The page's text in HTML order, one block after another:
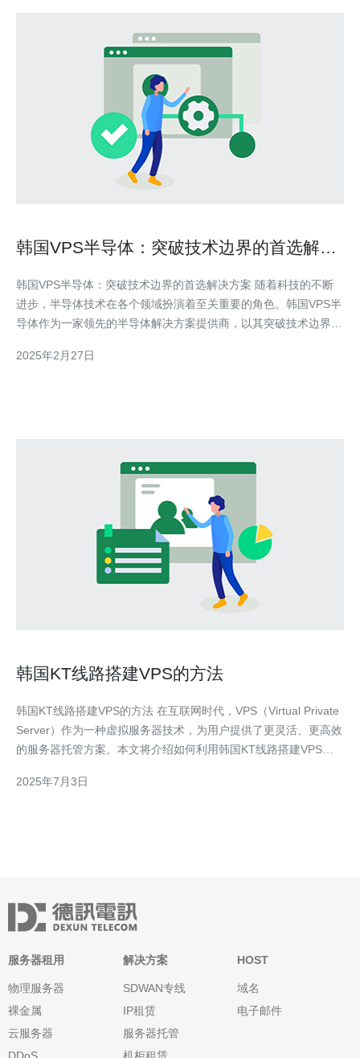
韩国VPS半导体：突破技术边界的首选解决
韩国VPS半导体：突破技术边界的首选解决方案 随着科技的不断
进步，半导体技术在各个领域扮演着至关重要的角色。韩国VPS半
导体作为一家领先的半导体解决方案提供商，以其突破技术边界的
国VPS半导体以其卓越的技术突破而闻名，不断挑战并超越传统的
2025年2月27日
韩国KT线路搭建VPS的方法
韩国KT线路搭建VPS的方法 在互联网时代，VPS（Virtual Private
Server）作为一种虚拟服务器技术，为用户提供了更灵活、更高效
的服务器托管方案。本文将介绍如何利用韩国KT线路搭建VPS的
前，首先需要选择一个信誉良好、性能稳定的VPS提供商。在韩
2025年7月3日
服务器租用
物理服务器
裸金属
云服务器
解决方案
SDWAN专线
IP租赁
服务器托管
HOST
域名
电子邮件